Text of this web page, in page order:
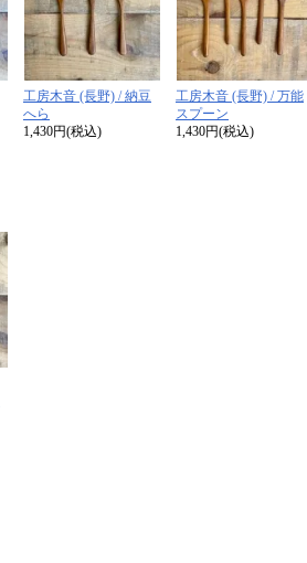
工房木音 (長野) / 納豆
へら
1,430円(税込)
工房木音 (長野) / 万能
スプーン
1,430円(税込)